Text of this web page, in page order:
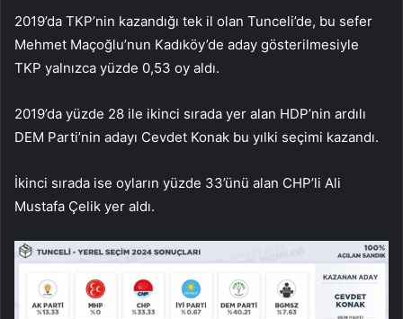
2019’da TKP’nin kazandığı tek il olan Tunceli’de, bu sefer
Mehmet Maçoğlu’nun Kadıköy’de aday gösterilmesiyle
TKP yalnızca yüzde 0,53 oy aldı.
2019’da yüzde 28 ile ikinci sırada yer alan HDP’nin ardılı
DEM Parti’nin adayı Cevdet Konak bu yılki seçimi kazandı.
İkinci sırada ise oyların yüzde 33’ünü alan CHP’li Ali
Mustafa Çelik yer aldı.